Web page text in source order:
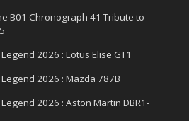
B01 Chronograph 41 Tribute to
2026 : Lotus Elise GT1
2026 : Mazda 787B
2026 : Aston Martin DBR1-